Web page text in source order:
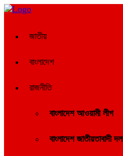
জাতীয়
বাংলাদেশ
রাজনীতি
বাংলাদেশ আওয়ামী লীগ
বাংলাদেশ জাতীয়তাবাদী দল